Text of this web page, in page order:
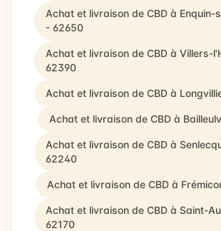
Achat et livraison de CBD à Enquin-
- 62650
Achat et livraison de CBD à Villers-
62390
Achat et livraison de CBD à
Achat et livraison de CBD à
Achat et livraison de CBD à
62240
Achat et livraison de CBD à
Achat et livraison de CBD à Saint-
62170